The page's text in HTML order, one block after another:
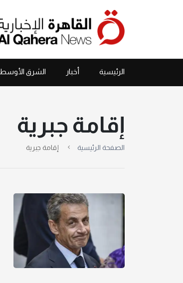
الرئيسية أخبار الشرق الأوسط
إقامة جبرية
الصفحة الرئيسية إقامة جبرية